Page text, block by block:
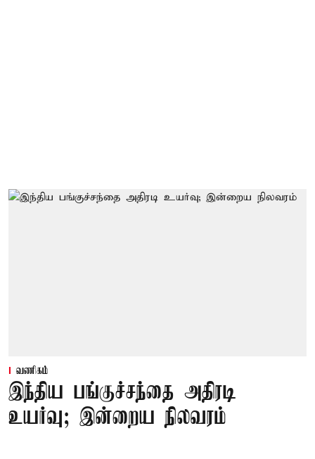
வணிகம்
இந்திய பங்குச்சந்தை அதிரடி
உயர்வு; இன்றைய நிலவரம்